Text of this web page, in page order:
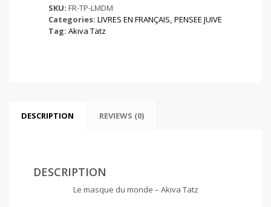
-
Akiva
Tatz
SKU: FR-TP-LMDM
Categories: LIVRES EN FRANÇAIS, PENSEE JUIVE
Tag: Akiva Tatz
DESCRIPTION REVIEWS (0)
DESCRIPTION
Le masque du monde – Akiva Tatz